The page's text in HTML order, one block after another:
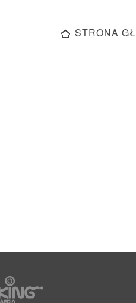
STRONA